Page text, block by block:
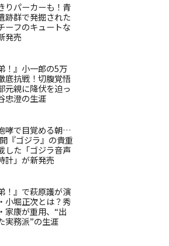
りパーカーも！青
跡群で発掘された
ーフのキュートな
発売
！』小一郎の5万
底抗戦！切腹覚悟
元親に降伏を迫っ
忠澄の生涯
哮で目覚める朝…
『ゴジラ』の貴重
した「ゴジラ音声
計」が新発売
！』で萩原護が演
小堀正次とは？秀
家康が重用、“出
実務派”の生涯